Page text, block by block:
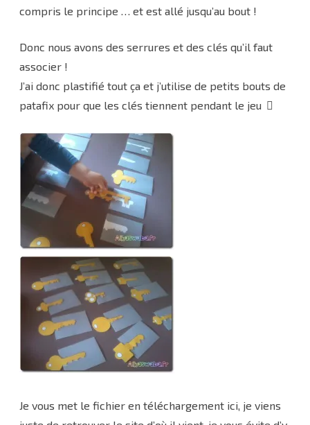
compris le principe … et est allé jusqu’au bout !
Donc nous avons des serrures et des clés qu’il faut
associer !
J’ai donc plastifié tout ça et j’utilise de petits bouts de
patafix pour que les clés tiennent pendant le jeu
Je vous met le fichier en téléchargement ici, je viens